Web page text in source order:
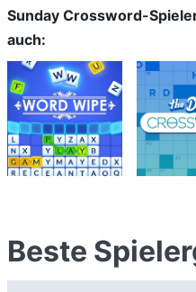
Sunday Crossword-
auch:
Beste